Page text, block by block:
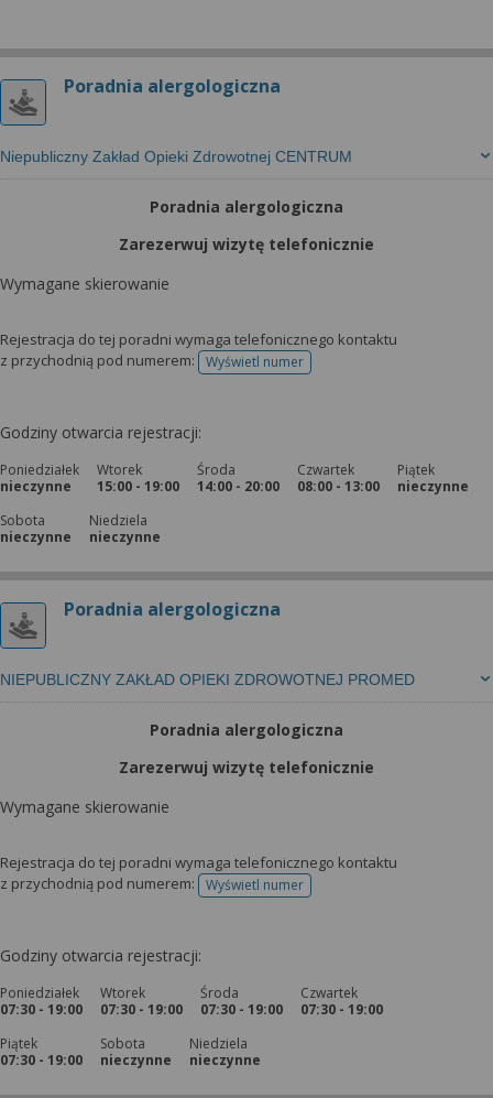
Poradnia alergologiczna
Niepubliczny Zakład Opieki Zdrowotnej CENTRUM
Poradnia alergologiczna
Zarezerwuj wizytę telefonicznie
Wymagane skierowanie
Rejestracja do tej poradni wymaga telefonicznego kontaktu
z przychodnią pod numerem:
Wyświetl numertelefonu do rejestracji
Godziny otwarcia rejestracji:
Poniedziałek
nieczynne
Wtorek
15:00 - 19:00
Środa
14:00 - 20:00
Czwartek
08:00 - 13:00
Piątek
nieczynne
Sobota
nieczynne
Niedziela
nieczynne
Poradnia alergologiczna
NIEPUBLICZNY ZAKŁAD OPIEKI ZDROWOTNEJ PROMED
Poradnia alergologiczna
Zarezerwuj wizytę telefonicznie
Wymagane skierowanie
Rejestracja do tej poradni wymaga telefonicznego kontaktu
z przychodnią pod numerem:
Wyświetl numertelefonu do rejestracji
Godziny otwarcia rejestracji:
Poniedziałek
07:30 - 19:00
Wtorek
07:30 - 19:00
Środa
07:30 - 19:00
Czwartek
07:30 - 19:00
Piątek
07:30 - 19:00
Sobota
nieczynne
Niedziela
nieczynne